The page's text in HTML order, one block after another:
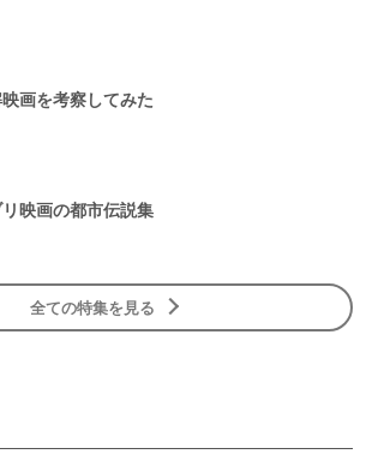
画を考察してみた
映画の都市伝説集
全ての特集を見る